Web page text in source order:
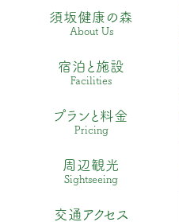
須坂健康の森
About Us
宿泊と施設
Facilities
プランと料金
Pricing
周辺観光
Sightseeing
交通アクセス